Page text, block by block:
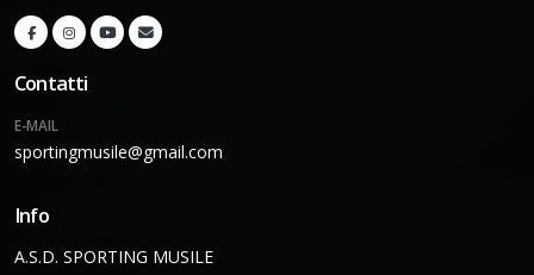
Contatti
E-MAIL
sportingmusile@gmail.com
Info
A.S.D. SPORTING MUSILE